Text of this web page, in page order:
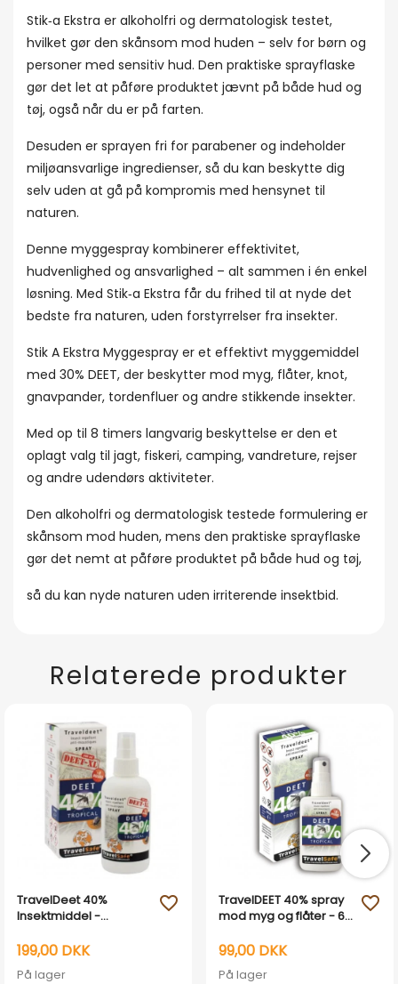
Stik‑a Ekstra er alkoholfri og dermatologisk testet,
hvilket gør den skånsom mod huden – selv for børn og
personer med sensitiv hud. Den praktiske sprayflaske
gør det let at påføre produktet jævnt på både hud og
tøj, også når du er på farten.
Desuden er sprayen fri for parabener og indeholder
miljøansvarlige ingredienser, så du kan beskytte dig
selv uden at gå på kompromis med hensynet til
naturen.
Denne myggespray kombinerer effektivitet,
hudvenlighed og ansvarlighed – alt sammen i én enkel
løsning. Med Stik‑a Ekstra får du frihed til at nyde det
bedste fra naturen, uden forstyrrelser fra insekter.
Stik A Ekstra Myggespray er et effektivt myggemiddel
med 30% DEET, der beskytter mod myg, flåter, knot,
gnavpander, tordenfluer og andre stikkende insekter.
Med op til 8 timers langvarig beskyttelse er den et
oplagt valg til jagt, fiskeri, camping, vandreture, rejser
og andre udendørs aktiviteter.
Den alkoholfri og dermatologisk testede formulering er
skånsom mod huden, mens den praktiske sprayflaske
gør det nemt at påføre produktet på både hud og tøj,
så du kan nyde naturen uden irriterende insektbid.
Relaterede produkter
TravelDeet 40%
Insektmiddel -
flåtmiddel
199,00 DKK
På lager
favorite_outline
TravelDEET 40% spray
mod myg og flåter - 60
99,00 DKK
På lager
favorite_outline